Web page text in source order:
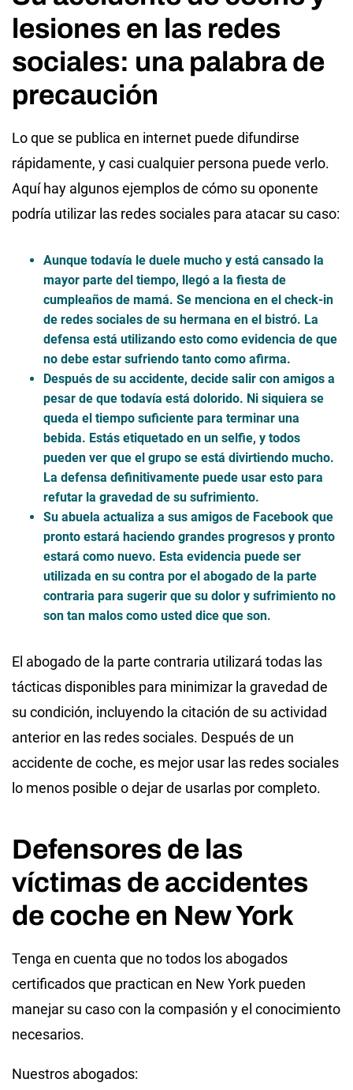
lesiones en las redes
sociales: una palabra de
precaución
Lo que se publica en internet puede difundirse
rápidamente, y casi cualquier persona puede verlo.
Aquí hay algunos ejemplos de cómo su oponente
podría utilizar las redes sociales para atacar su caso:
Aunque todavía le duele mucho y está cansado la
mayor parte del tiempo, llegó a la fiesta de
cumpleaños de mamá. Se menciona en el check-in
de redes sociales de su hermana en el bistró. La
defensa está utilizando esto como evidencia de que
no debe estar sufriendo tanto como afirma.
Después de su accidente, decide salir con amigos a
pesar de que todavía está dolorido. Ni siquiera se
queda el tiempo suficiente para terminar una
bebida. Estás etiquetado en un selfie, y todos
pueden ver que el grupo se está divirtiendo mucho.
La defensa definitivamente puede usar esto para
refutar la gravedad de su sufrimiento.
Su abuela actualiza a sus amigos de Facebook que
pronto estará haciendo grandes progresos y pronto
estará como nuevo. Esta evidencia puede ser
utilizada en su contra por el abogado de la parte
contraria para sugerir que su dolor y sufrimiento no
son tan malos como usted dice que son.
El abogado de la parte contraria utilizará todas las
tácticas disponibles para minimizar la gravedad de
su condición, incluyendo la citación de su actividad
anterior en las redes sociales. Después de un
accidente de coche, es mejor usar las redes sociales
lo menos posible o dejar de usarlas por completo.
Defensores de las
víctimas de accidentes
de coche en New York
Tenga en cuenta que no todos los abogados
certificados que practican en New York pueden
manejar su caso con la compasión y el conocimiento
necesarios.
Nuestros abogados: